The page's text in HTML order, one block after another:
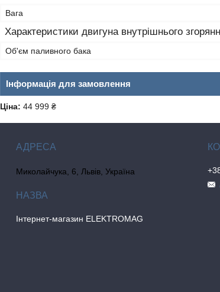
Вага
Характеристики двигуна внутрішнього
Об'єм паливного бака
Інформація для замовлення
Ціна: 44 999 ₴
Миколайчука, 6, Львів, Україна
Інтернет-магазин ELEKTROMAG